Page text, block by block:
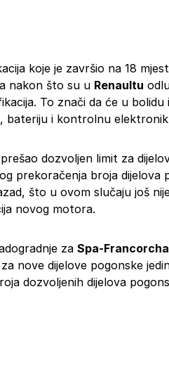
koje je završio na 18
nakon što su u Renaultu
To znači da će u
bateriju i kontrolnu
dozvoljen limit za
prekoračenja broja dijelova
što u ovom slučaju još
novog motora.
za Spa-
nove dijelove pogonske
dozvoljenih dijelova